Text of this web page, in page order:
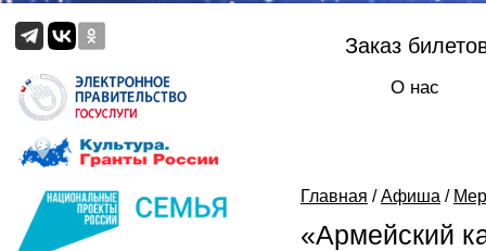
Заказ
О нас
Главная / Афиша /
«Армейский